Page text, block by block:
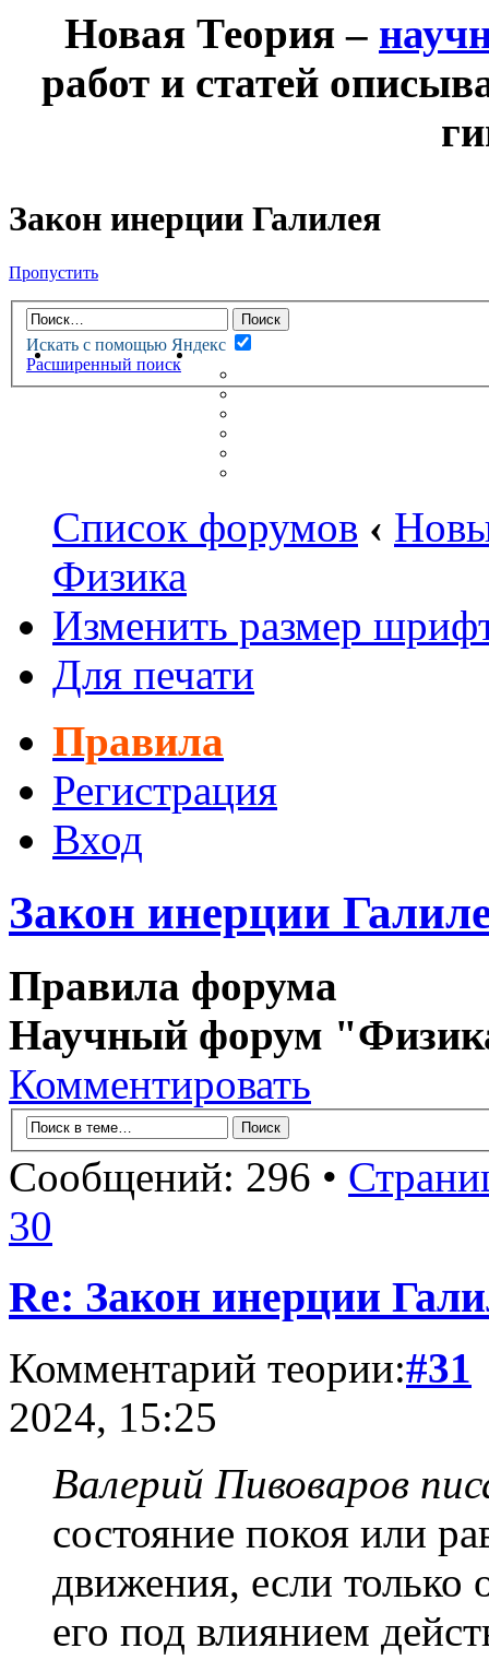
Новая Теория –
работ и статей
Закон инерции Галилея
Пропустить
Искать с помощью Яндекс
Расширенный поиск
НОВАЯ ТЕОРИЯФОРУМ
НЕПРОЧИТАННЫЕ
Список форумов ‹
Физика
Изменить размер
Для печати
Правила
Регистрация
Вход
Закон инерции
Правила форума
Научный форум
Комментировать
Сообщений: 296 •
30
Re: Закон инерции
Комментарий теории:#31
2024, 15:25
Валерий Пивоваров
состояние покоя или
движения, если
его под влиянием